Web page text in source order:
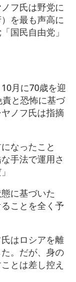
フ氏は野党に
を最も声高に
国民自由党」
月に70歳を迎
と恐怖に基づ
ノフ氏は指摘
なったこと
手法で運用さ
に基づいた
ことを全く予
はロシアを離
。だが、身の
とは差し控え